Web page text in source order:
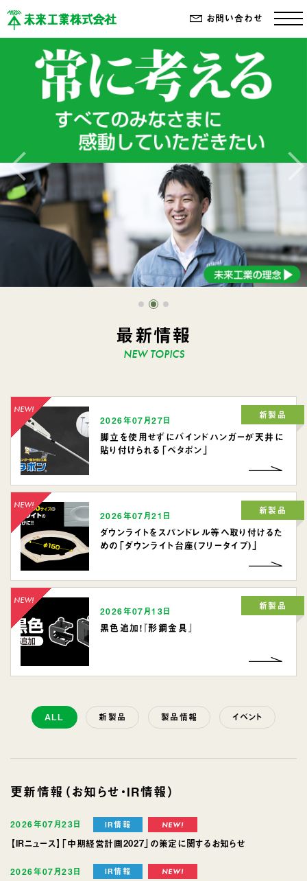
お問い合わせ
1 2 3
最新情報
2026年07月27日
脚立を使用せずにバインドハンガーが天井に
貼り付けられる「ペタポン」
新製品
2026年07月21日
ダウンライトをスパンドレル等へ取り付けるた
めの「ダウンライト台座(フリータイプ)」
新製品
2026年07月13日
黒色追加！『形鋼金具』
新製品
ALL 新製品 製品情報 イベント
更新情報（お知らせ・IR情報）
2026年07月23日 IR情報
【IRニュース】「中期経営計画2027」の策定に関するお知らせ
2026年07月23日 IR情報